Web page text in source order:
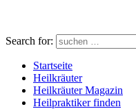
Search for:
Startseite
Heilkräuter
Heilkräuter Magazin
Heilpraktiker finden